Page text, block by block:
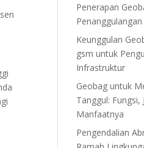
Penerapan
Keunggulan
gsm untuk
Infrastruktur
Geobag untuk
Tanggul: Fungsi,
Manfaatnya
Pengendalian